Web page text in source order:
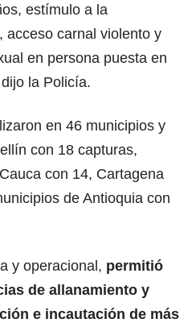
estímulo a la
acceso carnal violento y
en persona puesta en
la Policía.
en 46 municipios y
con 18 capturas,
con 14, Cartagena
de Antioquia con
y operacional, permitió
de allanamiento y
e incautación de más